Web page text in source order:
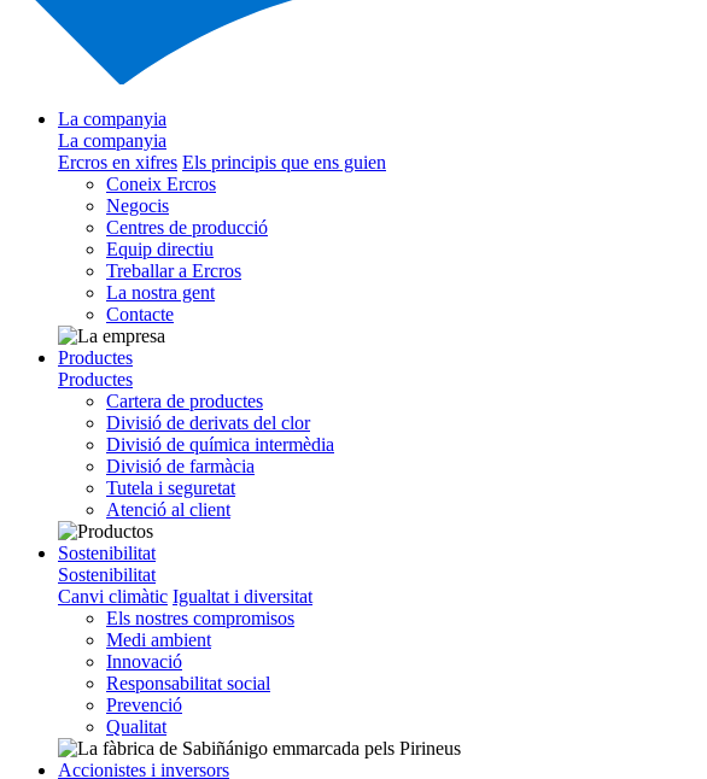
La companyia
La companyia
Ercros en xifres Els principis que ens guien
Coneix Ercros
Negocis
Centres de producció
Equip directiu
Treballar a Ercros
La nostra gent
Contacte
Productes
Productes
Cartera de productes
Divisió de derivats del clor
Divisió de química intermèdia
Divisió de farmàcia
Tutela i seguretat
Atenció al client
Sostenibilitat
Sostenibilitat
Canvi climàtic Igualtat i diversitat
Els nostres compromisos
Medi ambient
Innovació
Responsabilitat social
Prevenció
Qualitat
Accionistes i inversors